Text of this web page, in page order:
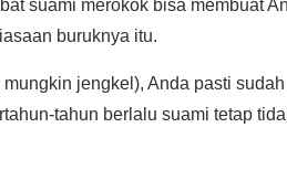
suami merokok bisa membuat
buruknya itu.
jengkel), Anda pasti
tahun berlalu suami tetap